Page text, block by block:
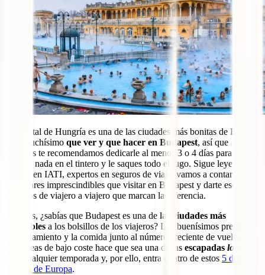
La capital de Hungría es una de las ciudades más bonitas de Europa.
Hay muchísimo que ver y que hacer en Budapest, así que
nosotros te recomendamos dedicarle al menos 3 o 4 días para que no
te dejes nada en el tintero y le saques todo el jugo. Sigue leyendo
porque en IATI, expertos en seguros de viaje, vamos a contarte todo
los lugares imprescindibles que visitar en Budapest y darte esos
consejos de viajero a viajero que marcan la diferencia.
Además, ¿sabías que Budapest es una de las ciudades más
asequibles a los bolsillos de los viajeros? Los buenísimos precios
del alojamiento y la comida junto al número creciente de vuelos de
aerolíneas de bajo coste hace que sea una de las escapadas low cost
para cualquier temporada y, por ello, entra dentro de estos 5 destinos
baratos de Europa.